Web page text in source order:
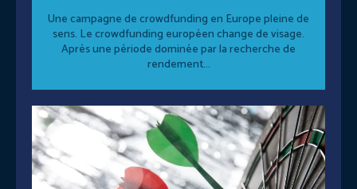
Une campagne de crowdfunding en Europe pleine de
sens. Le crowdfunding européen change de visage.
Après une période dominée par la recherche de
rendement...